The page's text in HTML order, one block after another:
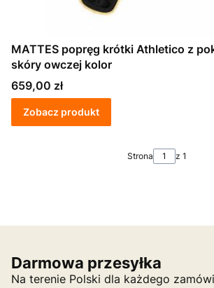
MATTES popręg krótki Athletico z
skóry owczej kolor
Cena
659,00 zł
Zobacz produkt
Strona z 1
Darmowa przesyłka
Na terenie Polski dla każdego